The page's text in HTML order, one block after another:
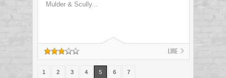
Mulder & Scully...
Lire
1 2 3 4 5 6 7